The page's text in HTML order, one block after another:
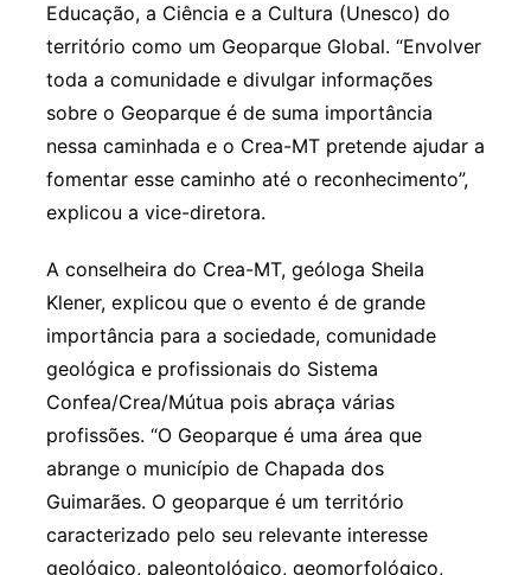
Educação, a Ciência e a Cultura (Unesco) do
território como um Geoparque Global. “Envolver
toda a comunidade e divulgar informações
sobre o Geoparque é de suma importância
nessa caminhada e o Crea-MT pretende ajudar a
fomentar esse caminho até o reconhecimento”,
explicou a vice-diretora.
A conselheira do Crea-MT, geóloga Sheila
Klener, explicou que o evento é de grande
importância para a sociedade, comunidade
geológica e profissionais do Sistema
Confea/Crea/Mútua pois abraça várias
profissões. “O Geoparque é uma área que
abrange o município de Chapada dos
Guimarães. O geoparque é um território
caracterizado pelo seu relevante interesse
geológico, paleontológico, geomorfológico,